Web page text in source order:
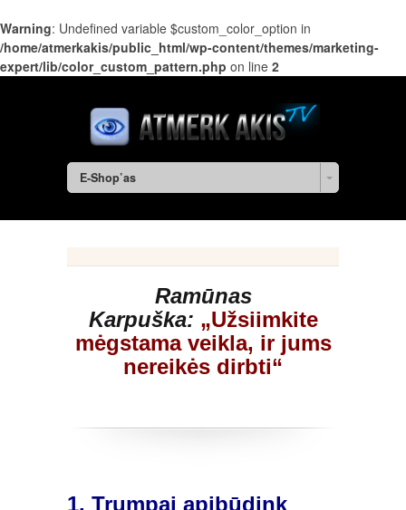
Warning: Undefined variable $custom_color_option in
/home/atmerkakis/public_html/wp-content/themes/marketing-
expert/lib/color_custom_pattern.php on line 2
E-Shop’as
Ramūnas
Karpuška: „Užsiimkite
mėgstama veikla, ir jums
nereikės dirbti“
1. Trumpai apibūdink